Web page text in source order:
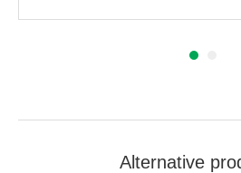
Alternative